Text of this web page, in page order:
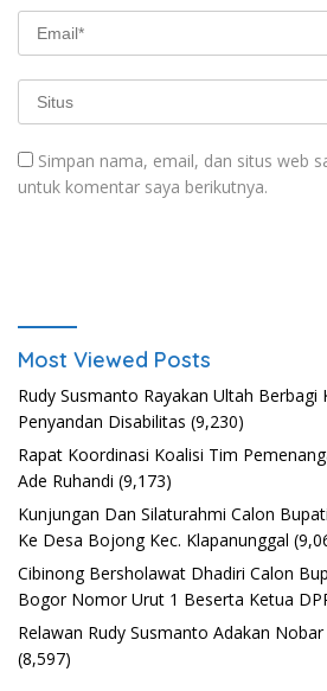
Simpan nama, email, dan situs web
untuk komentar saya berikutnya.
Most Viewed Posts
Rudy Susmanto Rayakan Ultah Berbagi
Penyandan Disabilitas (9,230)
Rapat Koordinasi Koalisi Tim
Ade Ruhandi (9,173)
Kunjungan Dan Silaturahmi Calon
Ke Desa Bojong Kec. Klapanunggal
Cibinong Bersholawat Dhadiri Calon
Bogor Nomor Urut 1 Beserta Ketua
Relawan Rudy Susmanto Adakan
(8,597)